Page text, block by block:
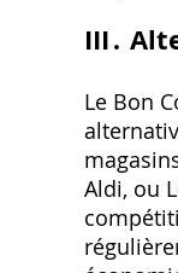
III․
Le Bon
Aldi‚ ou